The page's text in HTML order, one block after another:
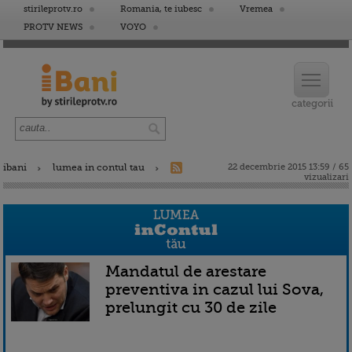
stirileprotv.ro Romania, te iubesc
Vremea
PROTV NEWS
VOYO
ibani lumea in contul tau
22 decembrie 2015 13:59 / 65
vizualizari
Mandatul de arestare
preventiva in cazul lui Sova,
prelungit cu 30 de zile